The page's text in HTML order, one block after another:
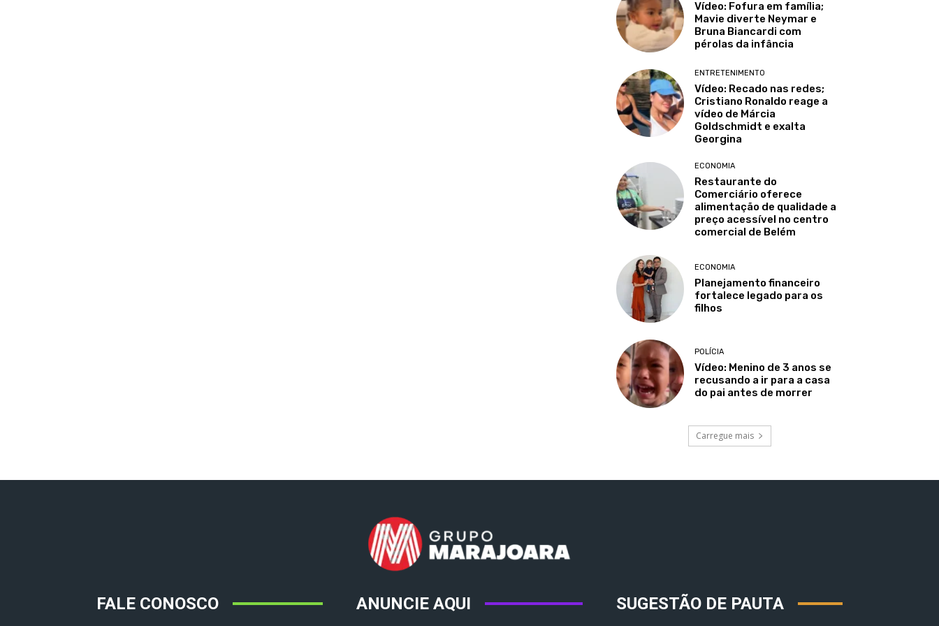
Vídeo: Fofura em família;
Mavie diverte Neymar e
Bruna Biancardi com
pérolas da infância
ENTRETENIMENTO
Vídeo: Recado nas redes;
Cristiano Ronaldo reage a
vídeo de Márcia
Goldschmidt e exalta
Georgina
ECONOMIA
Restaurante do
Comerciário oferece
alimentação de qualidade a
preço acessível no centro
comercial de Belém
ECONOMIA
Planejamento financeiro
fortalece legado para os
filhos
POLÍCIA
Vídeo: Menino de 3 anos se
recusando a ir para a casa
do pai antes de morrer
Carregue mais
FALE CONOSCO ANUNCIE AQUI SUGESTÃO DE PAUTA